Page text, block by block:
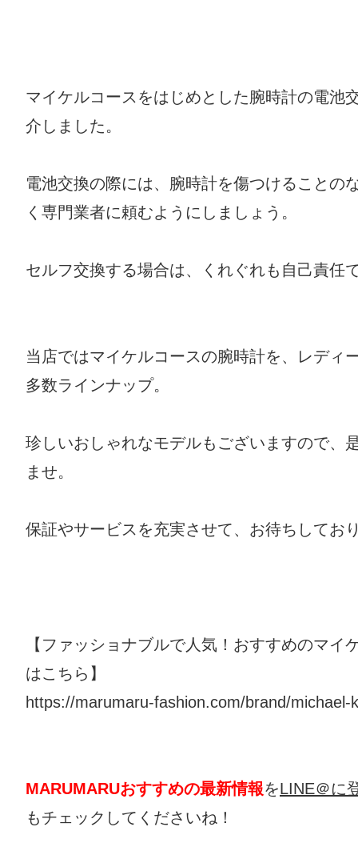
マイケルコースをはじめとした腕時計の電池
介しました。
電池交換の際には、腕時計を傷つけることの
く専門業者に頼むようにしましょう。
セルフ交換する場合は、くれぐれも自己責任
当店ではマイケルコースの腕時計を、レディ
多数ラインナップ。
珍しいおしゃれなモデルもございますので、
ませ。
保証やサービスを充実させて、お待ちしてお
【ファッショナブルで人気！おすすめのマイ
はこちら】
https://marumaru-fashion.com/brand/michael-
MARUMARUおすすめの最新情報をLINE＠に
もチェックしてくださいね！